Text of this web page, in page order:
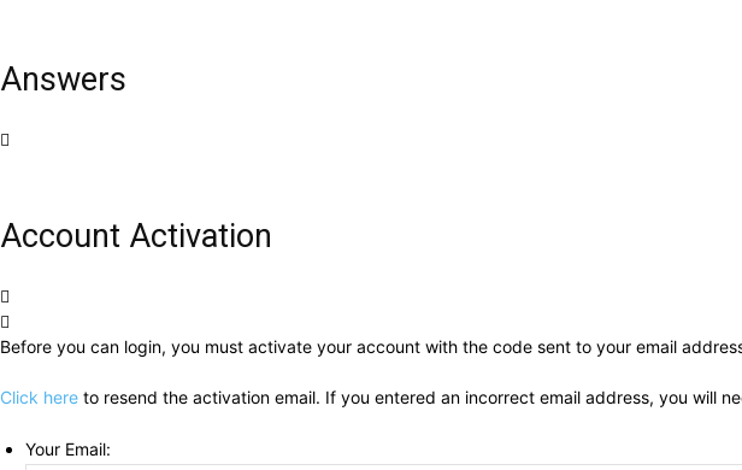
Answers
Account Activation
Before you can login, you must activate your account with the code sent to your email
Click here to resend the activation email. If you entered an incorrect email address, you will
Your Email: